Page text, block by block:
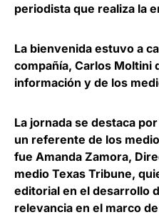
periodista que realiza la
La bienvenida estuvo a
compañía, Carlos Moltini
información y de los
La jornada se destaca
un referente de los
fue Amanda Zamora,
medio Texas Tribune,
editorial en el desarrollo
relevancia en el marco